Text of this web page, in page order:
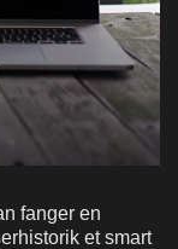
fanger en
et smart